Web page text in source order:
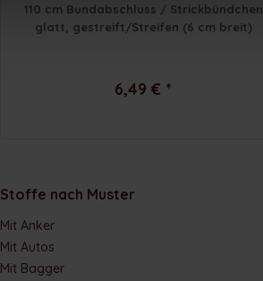
110 cm Bundabschluss / Strickbündchen
glatt, gestreift/Streifen (6 cm breit)
6,49 € *
Stoffe nach Muster
Mit Anker
Mit Autos
Mit Bagger